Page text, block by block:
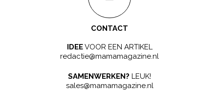
CONTACT
IDEEVOOR EEN ARTIKEL
redactie@mamamagazine.nl
SAMENWERKEN? LEUK!
sales@mamamagazine.nl